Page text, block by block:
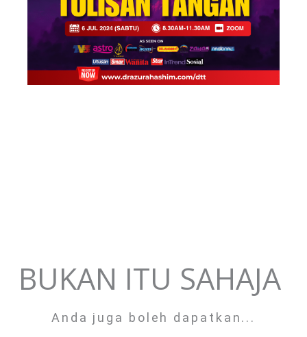
BUKAN ITU SAHAJA
Anda juga boleh dapatkan...